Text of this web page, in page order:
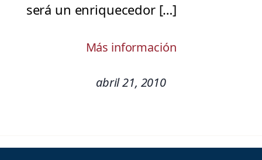
será un enriquecedor […]
Más información
abril 21, 2010